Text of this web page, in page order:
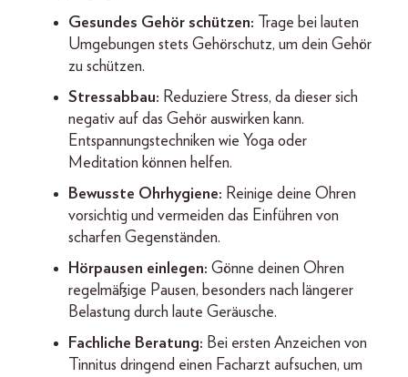
Gesundes Gehör schützen: Trage bei lauten
Umgebungen stets Gehörschutz, um dein Gehör
zu schützen.
Stressabbau: Reduziere Stress, da dieser sich
negativ auf das Gehör auswirken kann.
Entspannungstechniken wie Yoga oder
Meditation können helfen.
Bewusste Ohrhygiene: Reinige deine Ohren
vorsichtig und vermeiden das Einführen von
scharfen Gegenständen.
Hörpausen einlegen: Gönne deinen Ohren
regelmäßige Pausen, besonders nach längerer
Belastung durch laute Geräusche.
Fachliche Beratung: Bei ersten Anzeichen von
Tinnitus dringend einen Facharzt aufsuchen, um